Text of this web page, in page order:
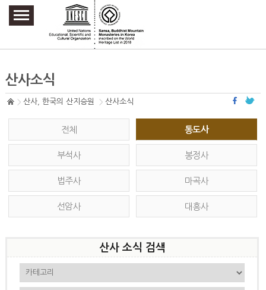
주요메뉴 바로가기
본문 바로가기
하단메뉴 바로가기
산사소식
산사, 한국의 산지승원 산사소식
전체 통도사
부석사 봉정사
법주사 마곡사
선암사 대흥사
산사 소식 검색